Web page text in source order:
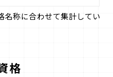
名称に合わせて集計してい
格